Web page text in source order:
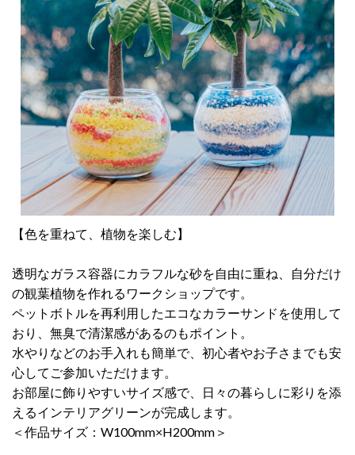
【色を重ねて、植物を楽しむ】
透明なガラス容器にカラフルな砂を自由に重ね、自分だけ
の観葉植物を作れるワークショップです。
ペットボトルを再利用したエコなカラーサンドを使用して
おり、無臭で清潔感があるのもポイント。
水やりなどのお手入れも簡単で、初心者やお子さまでも安
心してご参加いただけます。
お部屋に飾りやすいサイズ感で、日々の暮らしに彩りを添
えるインテリアグリーンが完成します。
＜作品サイズ：W100mm×H200mm＞